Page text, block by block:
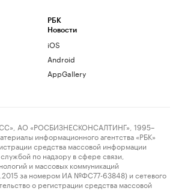
РБК
Новости
iOS
Android
AppGallery
АО «РОСБИЗНЕСКОНСАЛТИНГ», 1995–
информационного агентства «РБК»
средства массовой информации
по надзору в сфере связи,
и массовых коммуникаций
за номером ИА №ФС77-63848) и сетевого
о регистрации средства массовой